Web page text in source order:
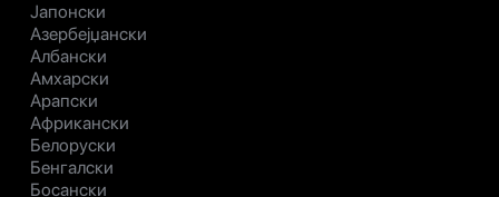
Јапонски
Азербејџански
Албански
Амхарски
Арапски
Африкански
Белоруски
Бенгалски
Босански